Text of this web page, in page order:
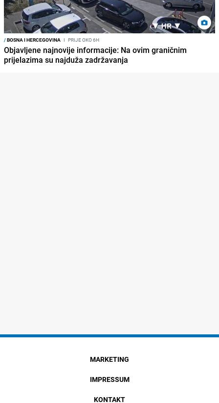
/BOSNA I HERCEGOVINA I PRIJE OKO 6H
Objavljene najnovije informacije: Na ovim graničnim
prijelazima su najduža zadržavanja
MARKETING
IMPRESSUM
KONTAKT